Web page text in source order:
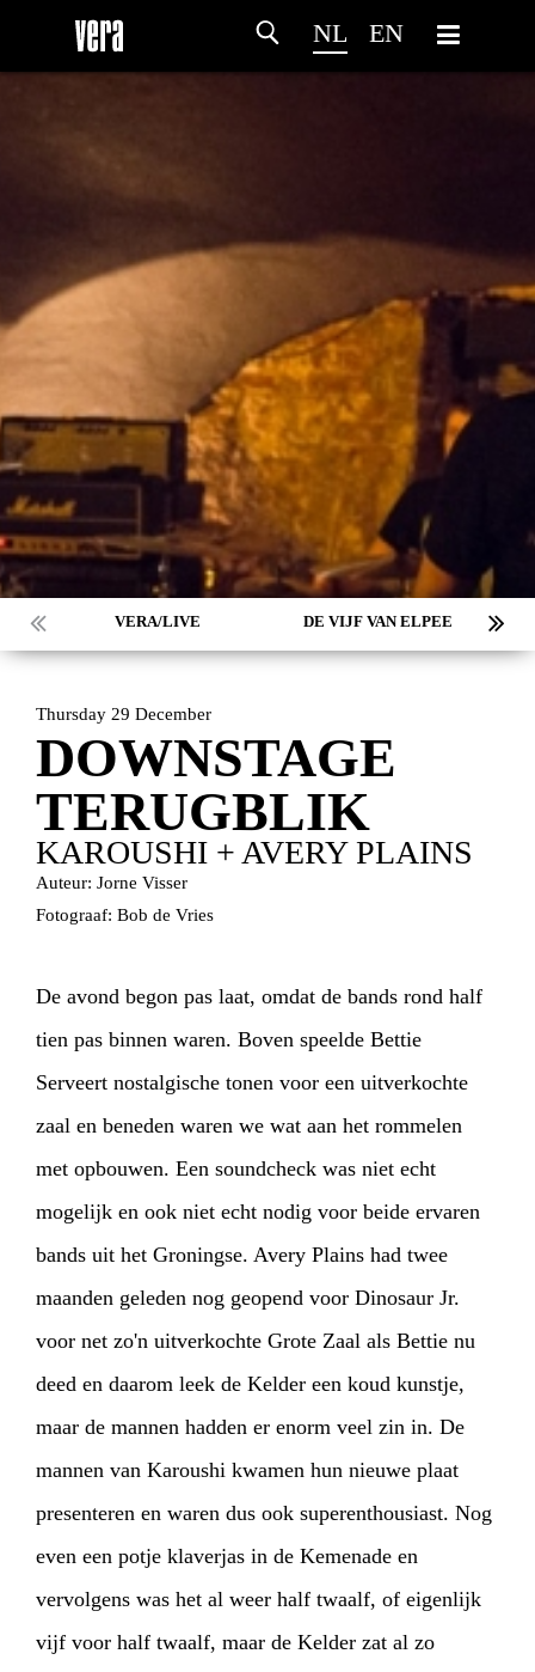
NL EN
HOMEPROGRAMMA
VERA/LIVE DE VIJF VAN ELPEE
Thursday 29 December
DOWNSTAGE
TERUGBLIK
KAROUSHI + AVERY PLAINS
Auteur: Jorne Visser
Fotograaf: Bob de Vries
De avond begon pas laat, omdat de bands rond half
tien pas binnen waren. Boven speelde Bettie
Serveert nostalgische tonen voor een uitverkochte
zaal en beneden waren we wat aan het rommelen
met opbouwen. Een soundcheck was niet echt
mogelijk en ook niet echt nodig voor beide ervaren
bands uit het Groningse. Avery Plains had twee
maanden geleden nog geopend voor Dinosaur Jr.
voor net zo'n uitverkochte Grote Zaal als Bettie nu
deed en daarom leek de Kelder een koud kunstje,
maar de mannen hadden er enorm veel zin in. De
mannen van Karoushi kwamen hun nieuwe plaat
presenteren en waren dus ook superenthousiast. Nog
even een potje klaverjas in de Kemenade en
vervolgens was het al weer half twaalf, of eigenlijk
vijf voor half twaalf, maar de Kelder zat al zo